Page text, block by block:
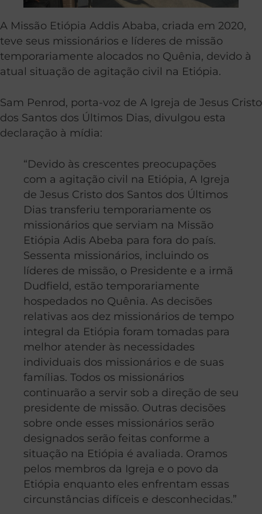
A Missão Etiópia Addis Ababa, criada em 2020,
teve seus missionários e líderes de missão
temporariamente alocados no Quênia, devido à
atual situação de agitação civil na Etiópia.
Sam Penrod, porta-voz de A Igreja de Jesus Cristo
dos Santos dos Últimos Dias, divulgou esta
declaração à mídia:
“Devido às crescentes preocupações
com a agitação civil na Etiópia, A Igreja
de Jesus Cristo dos Santos dos Últimos
Dias transferiu temporariamente os
missionários que serviam na Missão
Etiópia Adis Abeba para fora do país.
Sessenta missionários, incluindo os
líderes de missão, o Presidente e a irmã
Dudfield, estão temporariamente
hospedados no Quênia. As decisões
relativas aos dez missionários de tempo
integral da Etiópia foram tomadas para
melhor atender às necessidades
individuais dos missionários e de suas
famílias. Todos os missionários
continuarão a servir sob a direção de seu
presidente de missão. Outras decisões
sobre onde esses missionários serão
designados serão feitas conforme a
situação na Etiópia é avaliada. Oramos
pelos membros da Igreja e o povo da
Etiópia enquanto eles enfrentam essas
circunstâncias difíceis e desconhecidas.”